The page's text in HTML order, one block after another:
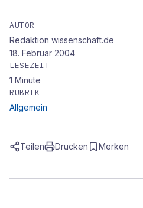
AUTOR
Redaktion wissenschaft.de
18. Februar 2004
LESEZEIT
1 Minute
RUBRIK
Allgemein
Teilen Drucken Merken